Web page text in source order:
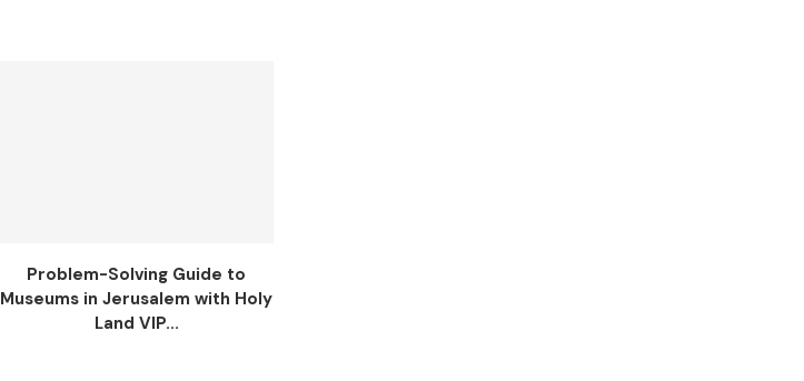
Problem-Solving Guide to
Museums in Jerusalem with Holy
Land VIP...